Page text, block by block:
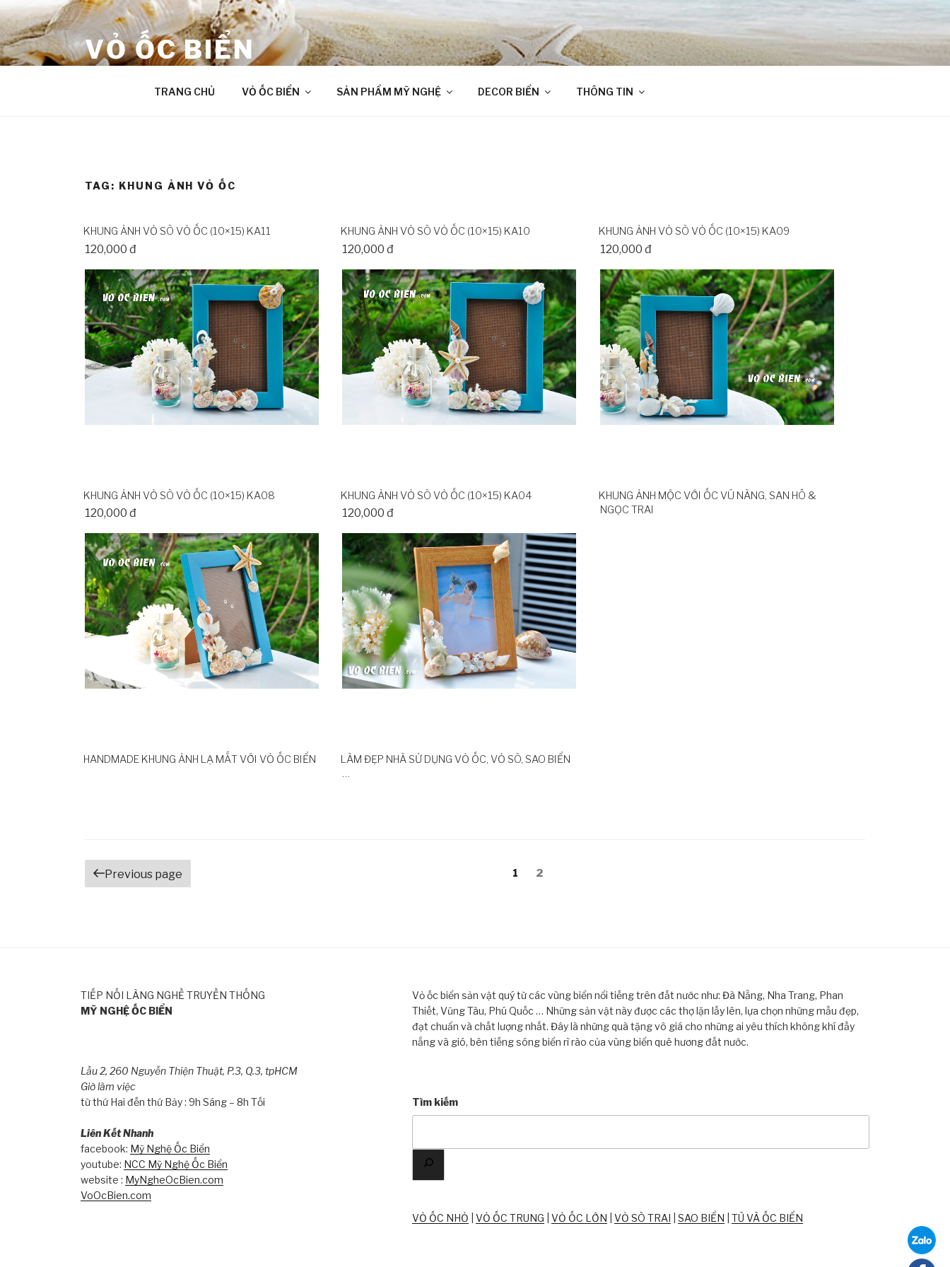
Skip
to
content
VỎ ỐC BIỂN
TRANG CHỦ VỎ ỐC BIỂN SẢN PHẨM MỸ NGHỆ DECOR BIỂN THÔNG TIN
TAG: KHUNG ẢNH VỎ ỐC
KHUNG ẢNH VỎ SÒ VỎ ỐC (10×15) KA11
120,000 đ
KHUNG ẢNH VỎ SÒ VỎ ỐC (10×15) KA10
120,000 đ
KHUNG ẢNH VỎ SÒ VỎ ỐC (10×15) KA09
120,000 đ
KHUNG ẢNH VỎ SÒ VỎ ỐC (10×15) KA08
120,000 đ
KHUNG ẢNH VỎ SÒ VỎ ỐC (10×15) KA04
120,000 đ
KHUNG ẢNH MỘC VỚI ỐC VÚ NÀNG, SAN HÔ &
NGỌC TRAI
HANDMADE KHUNG ẢNH LẠ MẮT VỚI VỎ ỐC BIỂN
LÀM ĐẸP NHÀ SỬ DỤNG VỎ ỐC, VỎ SÒ, SAO BIỂN
…
Posts
navigation
Previous page Page
1 Page
2
TIẾP NỐI LÀNG NGHỀ TRUYỀN THỐNG
MỸ NGHỆ ỐC BIỂN
Lầu 2, 260 Nguyễn Thiện Thuật, P.3, Q.3, tpHCM
Giờ làm việc
từ thứ Hai đến thứ Bảy : 9h Sáng – 8h Tối
Liên Kết Nhanh
facebook: Mỹ Nghệ Ốc Biển
youtube: NCC Mỹ Nghệ Ốc Biển
website : MyNgheOcBien.com
VoOcBien.com
Vỏ ốc biển sản vật quý từ các vùng biển nổi tiếng trên đất nước như: Đà Nẵng, Nha Trang, Phan
Thiết, Vũng Tàu, Phú Quốc … Những sản vật này được các thợ lặn lấy lên, lựa chọn những mẫu đẹp,
đạt chuẩn và chất lượng nhất. Đây là những quà tặng vô giá cho những ai yêu thích không khí đầy
nắng và gió, bên tiếng sóng biển rì rào của vùng biển quê hương đất nước.
Tìm kiếm
VỎ ỐC NHỎ VỎ ỐC TRUNG VỎ ỐC LỚN VỎ SÒ TRAI SAO BIỂN TÙ VÀ ỐC BIỂN